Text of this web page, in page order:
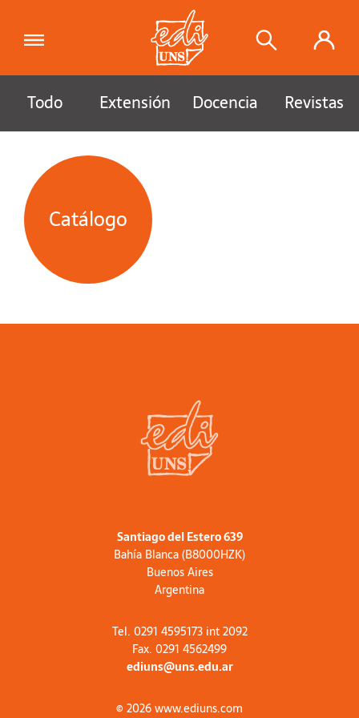
Todo Extensión Docencia Revistas
Catálogo
Santiago del Estero 639
Bahía Blanca (B8000HZK)
Buenos Aires
Argentina
Tel. 0291 4595173 int 2092
Fax. 0291 4562499
ediuns@uns.edu.ar
© 2026 www.ediuns.com